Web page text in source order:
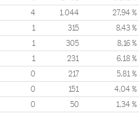
4 1.044 27,94 %
1 315 8,43 %
1 305 8,16 %
1 231 6,18 %
0 217 5,81 %
0 151 4,04 %
0 50 1,34 %